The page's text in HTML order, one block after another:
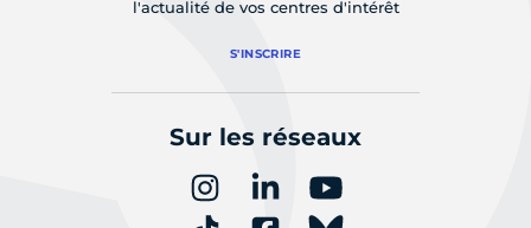
l'actualité de vos centres d'intérêt
S'INSCRIRE
Sur les réseaux